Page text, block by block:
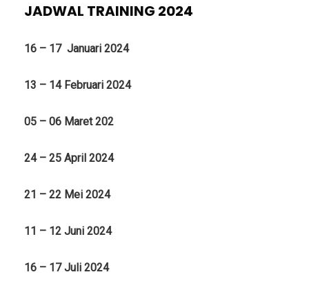
JADWAL TRAINING 2024
16 – 17 Januari 2024
13 – 14 Februari 2024
05 – 06 Maret 202
24 – 25 April 2024
21 – 22 Mei 2024
11 – 12 Juni 2024
16 – 17 Juli 2024